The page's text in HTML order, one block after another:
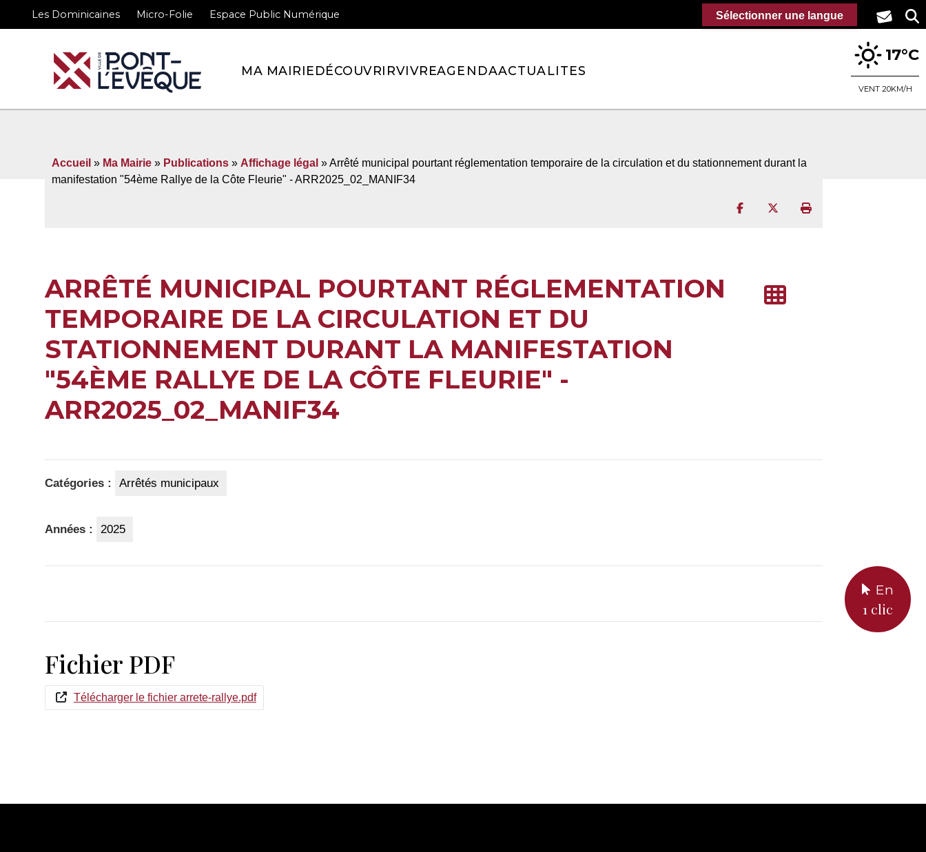
Les Dominicaines Micro-Folie Espace Public Numérique
MA MAIRIEDÉCOUVRIRVIVREAGENDAACTUALITES
17°C
VENT 20KM/H
En
1 clic
Accueil » Ma Mairie » Publications » Affichage légal » Arrêté municipal pourtant réglementation temporaire de la circulation et du stationnement durant la
manifestation "54ème Rallye de la Côte Fleurie" - ARR2025_02_MANIF34
Partager sur Facebook
Partager sur Twitter
Imprimer la page
ARRÊTÉ MUNICIPAL POURTANT RÉGLEMENTATION
TEMPORAIRE DE LA CIRCULATION ET DU
STATIONNEMENT DURANT LA MANIFESTATION
"54ÈME RALLYE DE LA CÔTE FLEURIE" -
ARR2025_02_MANIF34
Catégories : Arrêtés municipaux
Années : 2025
Fichier PDF
Télécharger le fichier arrete-rallye.pdf
Sélectionner une langue